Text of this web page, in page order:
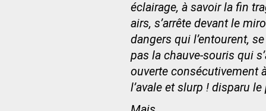
éclairage, à savoir la fin
airs, s’arrête devant le
dangers qui l’entourent,
pas la chauve-souris qui
ouverte consécutivement
l’avale et slurp ! disparu